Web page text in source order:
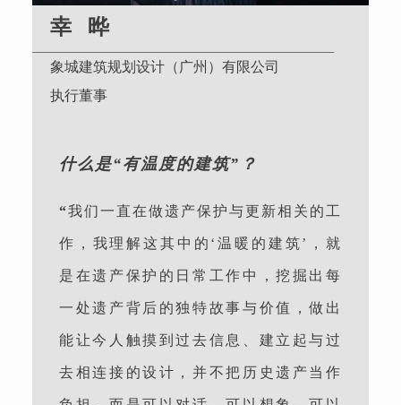
幸 晔
象城建筑规划设计（广州）有限公司
执行董事
什么是“有温度的建筑”？
“我们一直在做遗产保护与更新相关的工
作，我理解这其中的‘温暖的建筑’，就
是在遗产保护的日常工作中，挖掘出每
一处遗产背后的独特故事与价值，做出
能让今人触摸到过去信息、建立起与过
去相连接的设计，并不把历史遗产当作